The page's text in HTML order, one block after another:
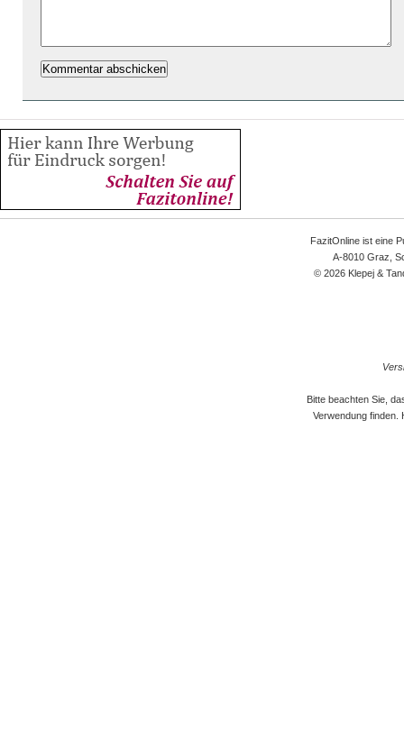
FazitOnline ist eine
A-8010 Graz,
© 2026 Klepej &
Bitte beachten Sie,
Verwendung finden.